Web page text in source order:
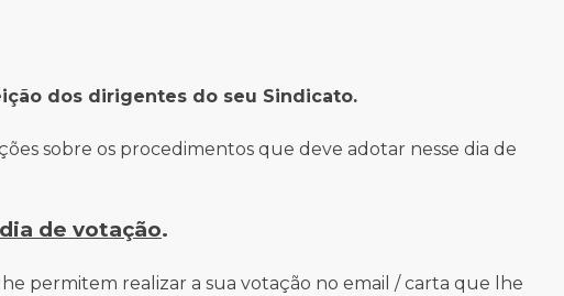
dos dirigentes do seu Sindicato.
sobre os procedimentos que deve adotar nesse dia de
de votação.
permitem realizar a sua votação no email / carta que lhe